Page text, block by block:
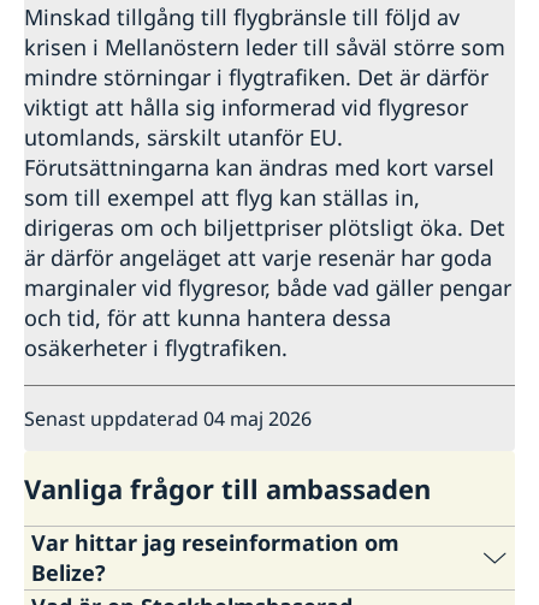
Minskad tillgång till flygbränsle till följd av
krisen i Mellanöstern leder till såväl större som
mindre störningar i flygtrafiken. Det är därför
viktigt att hålla sig informerad vid flygresor
utomlands, särskilt utanför EU.
Förutsättningarna kan ändras med kort varsel
som till exempel att flyg kan ställas in,
dirigeras om och biljettpriser plötsligt öka. Det
är därför angeläget att varje resenär har goda
marginaler vid flygresor, både vad gäller pengar
och tid, för att kunna hantera dessa
osäkerheter i flygtrafiken.
Senast uppdaterad 04 maj 2026
Vanliga frågor till ambassaden
Var hittar jag reseinformation om
Belize?